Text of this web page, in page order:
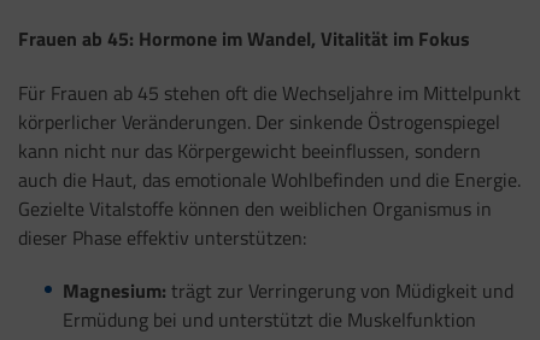
Frauen ab 45: Hormone im Wandel, Vitalität im Fokus
Für Frauen ab 45 stehen oft die Wechseljahre im Mittelpunkt
körperlicher Veränderungen. Der sinkende Östrogenspiegel
kann nicht nur das Körpergewicht beeinflussen, sondern
auch die Haut, das emotionale Wohlbefinden und die Energie.
Gezielte Vitalstoffe können den weiblichen Organismus in
dieser Phase effektiv unterstützen:
Magnesium: trägt zur Verringerung von Müdigkeit und
Ermüdung bei und unterstützt die Muskelfunktion